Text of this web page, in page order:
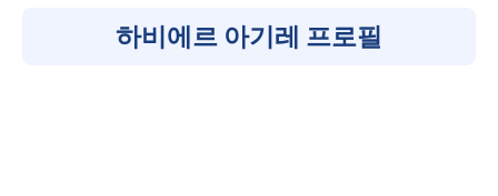
하비에르 아기레 프로필